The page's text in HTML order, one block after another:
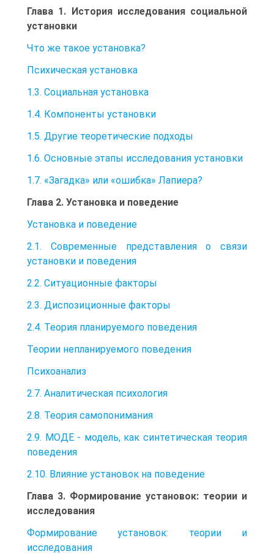
Глава 1. История исследования социальной
установки
Что же такое установка?
Психическая установка
1.3. Социальная установка
1.4. Компоненты установки
1.5. Другие теоретические подходы
1.6. Основные этапы исследования установки
1.7. «Загадка» или «ошибка» Лапиера?
Глава 2. Установка и поведение
Установка и поведение
2.1. Современные представления о связи
установки и поведения
2.2. Ситуационные факторы
2.3. Диспозиционные факторы
2.4. Теория планируемого поведения
Теории непланируемого поведения
Психоанализ
2.7. Аналитическая психология
2.8. Теория самопонимания
2.9. МОДЕ - модель, как синтетическая теория
поведения
2.10. Влияние установок на поведение
Глава 3. Формирование установок: теории и
исследования
Формирование установок: теории и
исследования